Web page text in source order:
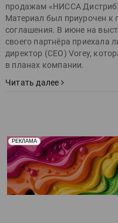
продажам «НИССА
Материал был приурочен к
соглашения. В июне на
своего партнёра приехала
директор (CEO) Vorey,
в планах компании.
Читать далее
РЕКЛАМА
Реклама. Рекламодатель ООО
Печати" erid: 2SDnjd2d4Qz